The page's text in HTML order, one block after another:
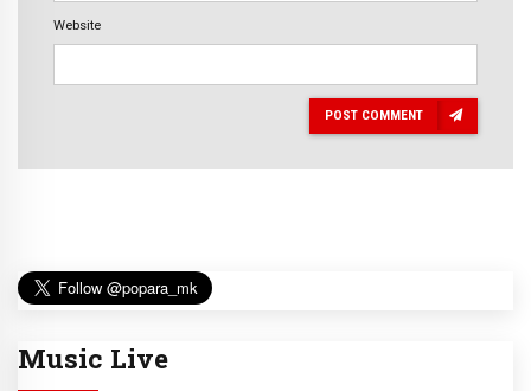
Website
POST COMMENT
Music Live